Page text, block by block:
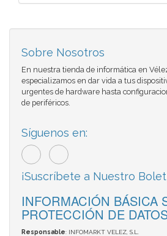
Sobre Nosotros
En nuestra tienda de informática en
especializamos en dar vida a tus
urgentes de hardware hasta
de periféricos.
Síguenos en:
¡Suscríbete a Nuestro
INFORMACIÓN BÁSICA
PROTECCIÓN DE
Responsable: INFOMARKT VELEZ, S.L.